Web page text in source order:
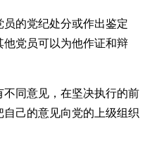
员的党纪处分或作出鉴定
党员可以为他作证和辩
不同意见，在坚决执行的前
己的意见向党的上级组织